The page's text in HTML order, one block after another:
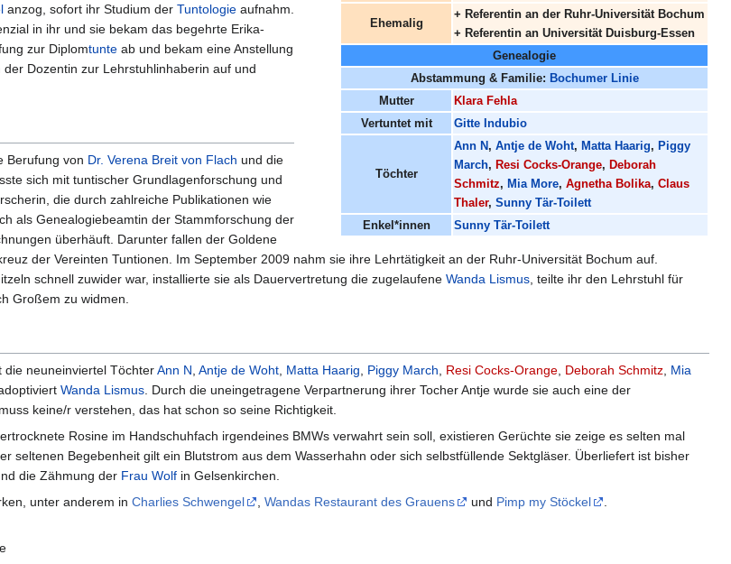
Ehemalig
+ Referentin an der Ruhr-Universität Bochum
+ Referentin an Universität Duisburg-Essen
Genealogie
Abstammung & Familie: Bochumer Linie
Mutter
Klara Fehla
Vertuntet mit
Gitte Indubio
Töchter
Ann N, Antje de Woht, Matta Haarig, Piggy
March, Resi Cocks-Orange, Deborah
Schmitz, Mia More, Agnetha Bolika, Claus
Thaler, Sunny Tär-Toilett
Enkel*innen
Sunny Tär-Toilett
anzog, sofort ihr Studium der Tuntologie aufnahm.
in ihr und sie bekam das begehrte Erika-
zur Diplomtunte ab und bekam eine Anstellung
der Dozentin zur Lehrstuhlinhaberin auf und
Berufung von Dr. Verena Breit von Flach und die
sich mit tuntischer Grundlagenforschung und
die durch zahlreiche Publikationen wie
als Genealogiebeamtin der Stammforschung der
überhäuft. Darunter fallen der Goldene
der Vereinten Tuntionen. Im September 2009 nahm sie ihre Lehrtätigkeit an der Ruhr-Universität Bochum auf.
schnell zuwider war, installierte sie als Dauervertretung die zugelaufene Wanda Lismus , teilte ihr den Lehrstuhl für
Großem zu widmen.
neuneinviertel TöchterAnn N Antje de Woht Matta Haarig Piggy March Resi Cocks-Orange Deborah Schmitz Mia
Wanda Lismus . Durch die uneingetragene Verpartnerung ihrer Tocher Antje wurde sie auch eine der
muss keine/r verstehen, das hat schon so seine Richtigkeit.
Rosine im Handschuhfach irgendeines BMWs verwahrt sein soll, existieren Gerüchte sie zeige es selten mal
seltenen Begebenheit gilt ein Blutstrom aus dem Wasserhahn oder sich selbstfüllende Sektgläser. Überliefert ist bisher
die Zähmung der Frau Wolf in Gelsenkirchen.
unter anderem in Charlies Schwengel Wandas Restaurant des Grauens und Pimp my Stöckel